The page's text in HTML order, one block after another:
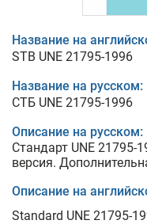
Название на
STB UNE 21795-1996
Название на русском:
СТБ UNE 21795-1996
Описание на русском:
Стандарт UNE 21795-
версия.
Описание на
Standard UNE 21795-